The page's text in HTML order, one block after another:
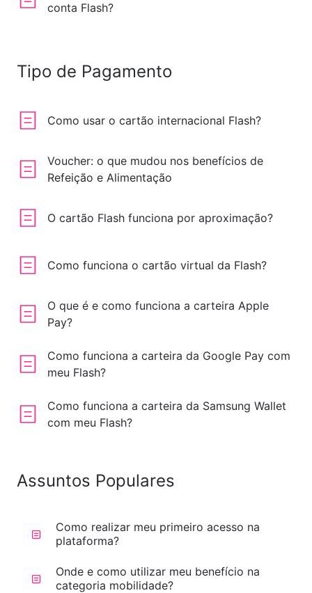
conta Flash?
Tipo de Pagamento
Como usar o cartão internacional Flash?
Voucher: o que mudou nos benefícios de
Refeição e Alimentação
O cartão Flash funciona por aproximação?
Como funciona o cartão virtual da Flash?
O que é e como funciona a carteira Apple
Pay?
Como funciona a carteira da Google Pay com
meu Flash?
Como funciona a carteira da Samsung Wallet
com meu Flash?
Assuntos Populares
Como realizar meu primeiro acesso na
plataforma?
Onde e como utilizar meu benefício na
categoria mobilidade?